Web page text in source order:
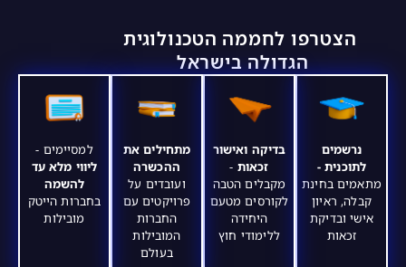
הצטרפו לחממה הטכנולוגית
הגדולה בישראל ​
נרשמים
לתוכנית -
מתאמים בחינת
קבלה, ראיון
אישי ובדיקת
זכאות
בדיקה ואישור
זכאות -
מקבלים הטבה
לקורסים מטעם
היחידה
ללימודי חוץ
מתחילים את
ההכשרה
ועובדים על
פרויקטים עם
החברות
המובילות
בעולם
למסיימים -
ליווי מלא עד
להשמה
בחברות הייטק
מובילות